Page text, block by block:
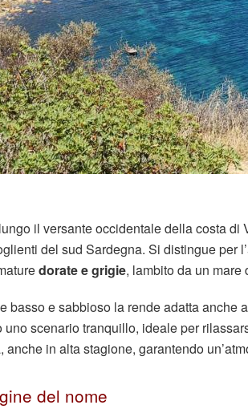
il versante occidentale della costa di
del sud Sardegna. Si distingue per
dorate e grigie, lambito da un mare
basso e sabbioso la rende adatta anche a
uno scenario tranquillo, ideale per
anche in alta stagione, garantendo
del nome